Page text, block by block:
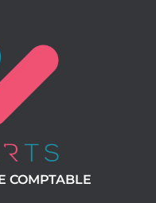
COMPTABLE